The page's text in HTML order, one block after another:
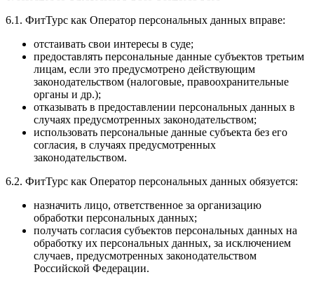
6.1. ФитТурс как Оператор персональных данных вправе:
отстаивать свои интересы в суде;
предоставлять персональные данные субъектов третьим
лицам, если это предусмотрено действующим
законодательством (налоговые, правоохранительные
органы и др.);
отказывать в предоставлении персональных данных в
случаях предусмотренных законодательством;
использовать персональные данные субъекта без его
согласия, в случаях предусмотренных
законодательством.
6.2. ФитТурс как Оператор персональных данных обязуется:
назначить лицо, ответственное за организацию
обработки персональных данных;
получать согласия субъектов персональных данных на
обработку их персональных данных, за исключением
случаев, предусмотренных законодательством
Российской Федерации.